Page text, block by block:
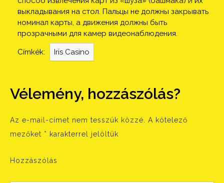
выкладывания на стол. Пальцы не должны закрывать
номинал карты, а движения должны быть
прозрачными для камер видеонаблюдения.
Címkék: Iris Casino
Vélemény, hozzászólás?
Az e-mail-címet nem tesszük közzé.
A kötelező
mezőket * karakterrel jelöltük
Hozzászólás